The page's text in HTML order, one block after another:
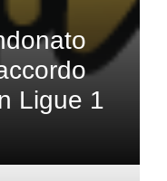
Ligue 1